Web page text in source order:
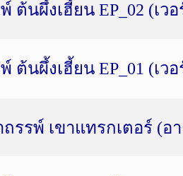
ต้นผึ้งเฮี้ยน EP_02 (เว
ต้นผึ้งเฮี้ยน EP_01 (เว
ถรรพ์ เขาแทรกเตอร์ (อ